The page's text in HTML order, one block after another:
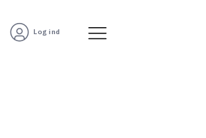
Log ind